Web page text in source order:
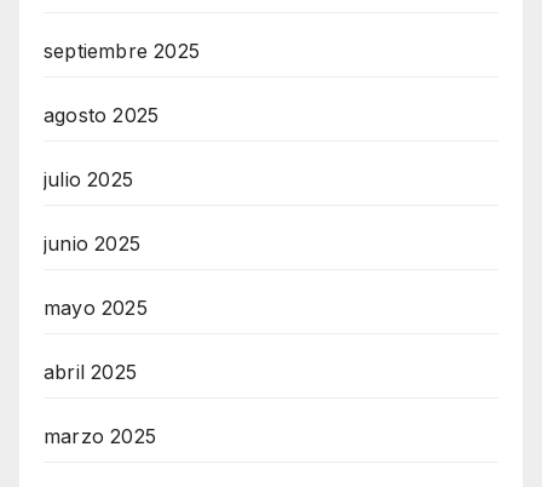
septiembre 2025
agosto 2025
julio 2025
junio 2025
mayo 2025
abril 2025
marzo 2025